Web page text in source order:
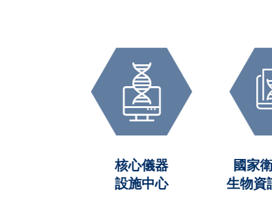
核心儀器
設施中心
國家衛
生物資